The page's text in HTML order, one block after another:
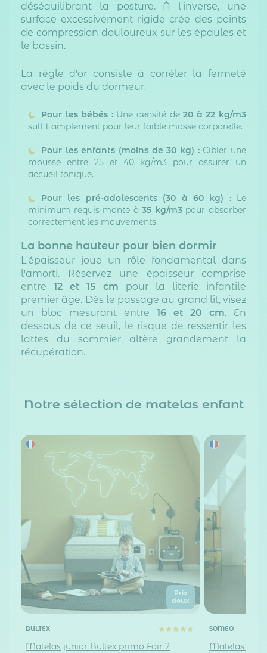
déséquilibrant la posture. À l'inverse, une
surface excessivement rigide crée des points
de compression douloureux sur les épaules et
le bassin.
La règle d'or consiste à corréler la fermeté
avec le poids du dormeur.
Pour les bébés :Une densité de20 à 22 kg/m3
suffit amplement pour leur faible masse corporelle.
Pour les enfants (moins de 30 kg) :Cibler une
mousse entre 25 et 40 kg/m3 pour assurer un
accueil tonique.
Pour les pré-adolescents (30 à 60 kg) :Le
minimum requis monte à35 kg/m3pour absorber
correctement les mouvements.
La bonne hauteur pour bien dormir
L'épaisseur joue un rôle fondamental dans
l'amorti. Réservez une épaisseur comprise
entre12 et 15 cm pour la literie infantile
premier âge. Dès le passage au grand lit, visez
un bloc mesurant entre 16 et 20 cm. En
dessous de ce seuil, le risque de ressentir les
lattes du sommier altère grandement la
récupération.
Notre sélection de matelas enfant
Prix
doux
BULTEX
Matelas junior Bultex primo Fair 2
SOMEO
Matelas